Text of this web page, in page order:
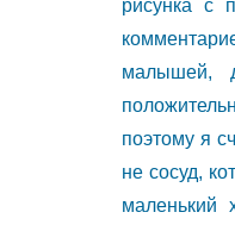
рисунка с
малышей,
поэтому я
не сосуд,
маленький